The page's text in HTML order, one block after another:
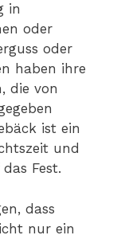
in
oder
oder
haben ihre
die von
ist ein
und
Fest.
dass
nur ein